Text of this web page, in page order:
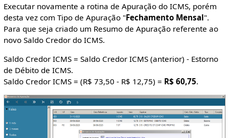
Executar novamente a rotina de Apuração do ICMS, porém
desta vez com Tipo de Apuração "Fechamento Mensal".
Para que seja criado um Resumo de Apuração referente ao
novo Saldo Credor do ICMS.
Saldo Credor ICMS = Saldo Credor ICMS (anterior) - Estorno
de Débito de ICMS.
Saldo Credor ICMS = (R$ 73,50 - R$ 12,75) = R$ 60,75.